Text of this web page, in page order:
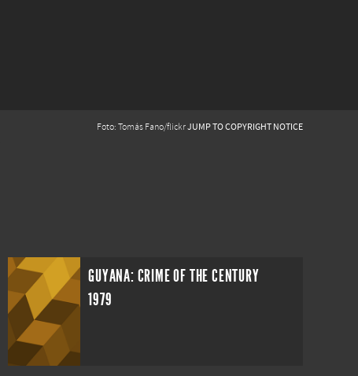
Foto: Tomás Fano/flickrJUMP TO COPYRIGHT NOTICE
GUYANA: CRIME OF THE CENTURY
1979